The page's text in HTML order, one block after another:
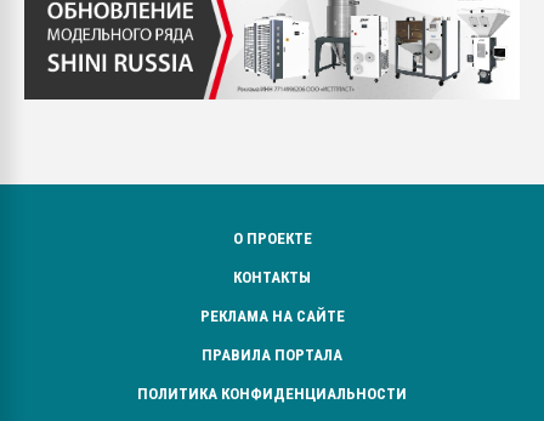
О ПРОЕКТЕ
КОНТАКТЫ
РЕКЛАМА НА САЙТЕ
ПРАВИЛА ПОРТАЛА
ПОЛИТИКА КОНФИДЕНЦИАЛЬНОСТИ